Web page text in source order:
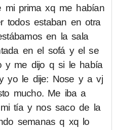
prima xq me habían
todos estaban en otra
en la sala
en el sofá y el se
y me dijo q si le había
yo le dije: Nose y a vj
mucho. Me iba a
tía y nos saco de la
semanas q xq lo